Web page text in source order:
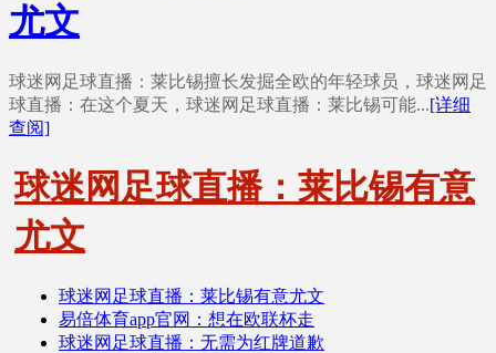
尤文
球迷网足球直播：莱比锡擅长发掘全欧的年轻球员，球迷网足
球直播：在这个夏天，球迷网足球直播：莱比锡可能...[详细
查阅]
球迷网足球直播：莱比锡有意
尤文
球迷网足球直播：莱比锡有意尤文
易倍体育app官网：想在欧联杯走
球迷网足球直播：无需为红牌道歉